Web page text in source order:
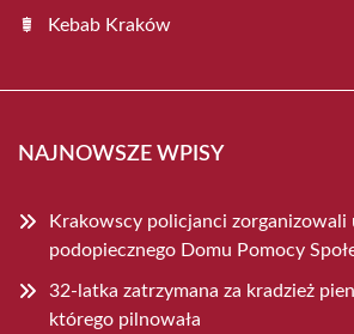
Kebab Kraków
NAJNOWSZE WPISY
Krakowscy policjanci zorganizowali
podopiecznego Domu Pomocy
32-latka zatrzymana za kradzież
którego pilnowała